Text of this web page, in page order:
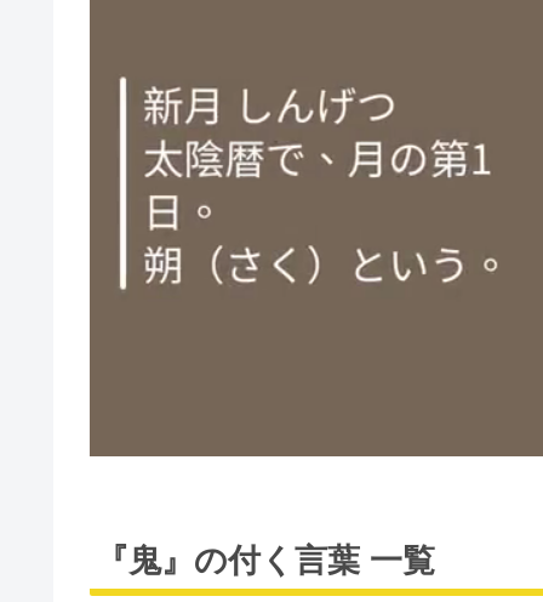
『鬼』の付く言葉 一覧